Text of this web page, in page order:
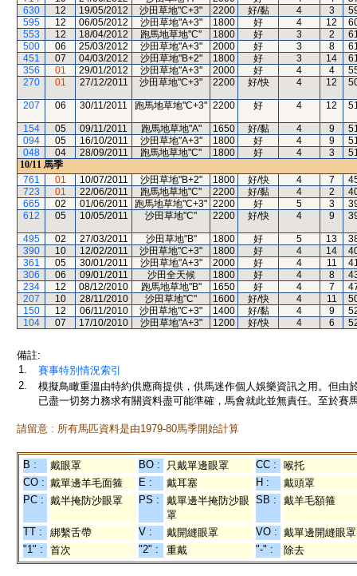
630
12 19/05/2012 沙田草地"C+3" 2200 好/黏 4 3
595
12 06/05/2012 沙田草地"A+3" 1800 好 4 12
553
12 18/04/2012 跑馬地草地"C" 1800 好 3 2
500
06 25/03/2012 沙田草地"A+3" 2000 好 3 8
451
07 04/03/2012 沙田草地"B+2" 1800 好 3 14
356
01 29/01/2012 沙田草地"A+3" 2000 好 4 4
270
01 27/12/2011 沙田草地"C+3" 2200 好/快 4 12
207 06 30/11/2011 跑馬地草地"C+3" 2200 好 4 12
154 05 09/11/2011 跑馬地草地"A" 1650 好/黏 4 9
094
05 16/10/2011 沙田草地"A+3" 1800 好 4 9
048
04 28/09/2011 跑馬地草地"C" 1800 好 4 3
10/11 馬季
761
01 10/07/2011 沙田草地"B+2" 1800 好/快 4 7
723
01 22/06/2011 跑馬地草地"C" 2200 好/黏 4 2
665
02 01/06/2011 跑馬地草地"C+3" 2200 好 5 3
612
05 10/05/2011 沙田草地"C" 2200 好/快 4 9
495 02 27/03/2011 沙田草地"B" 1800 好 5 13
390
10 12/02/2011 沙田草地"C+3" 1800 好 4 14
361
05 30/01/2011 沙田草地"A+3" 2000 好 4 11
306
06 09/01/2011 沙田全天候 1800 好 4 8
234
12 08/12/2010 跑馬地草地"B" 1650 好 4 7
207
10 28/11/2010 沙田草地"C" 1600 好/快 4 11
150
12 06/11/2010 沙田草地"C+3" 1400 好/黏 4 9
104
07 17/10/2010 沙田草地"A+3" 1200 好/快 4 6
備註:
1.
賽事特別情況索引
2.
模擬鳥瞰重溫由特約供應商提供，供馬迷作個人娛樂資訊之用。但
已盡一切努力務求有關資料盡可能準確，馬會就此並無責任。至於賽
請留意 : 所有馬匹資料是由1979-80馬季開始計算
B : 戴眼罩 BO : 只戴單邊眼罩 CC :
喉托
CO : 戴單邊羊毛面箍 E : 戴耳塞 H :
戴頭罩
PC : 戴半掩防沙眼罩 PS :
戴單邊半掩防沙眼
罩
SB : 戴羊毛額箍
TT : 綁繫舌帶 V : 戴開縫眼罩 VO : 戴單邊開縫眼罩
"1" :
首次 "2" : 重戴 "-" : 除去